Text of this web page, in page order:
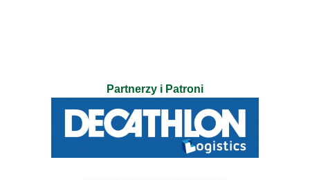
Partnerzy i Patroni